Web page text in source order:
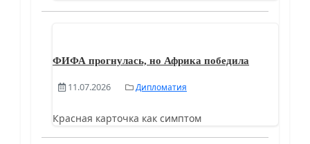
ФИФА прогнулась, но Африка победила
11.07.2026 Дипломатия
Красная карточка как симптом